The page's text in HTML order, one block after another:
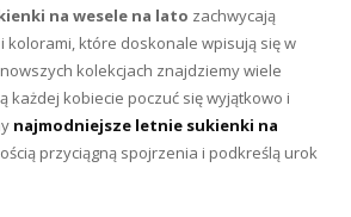
na wesele na lato zachwycają
kolorami, które doskonale wpisują się w
kolekcjach znajdziemy wiele
każdej kobiecie poczuć się wyjątkowo i
najmodniejsze letnie sukienki na
przyciągną spojrzenia i podkreślą urok